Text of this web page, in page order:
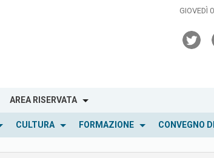
GIOVEDÌ
AREA RISERVATA
CULTURA FORMAZIONE CONVEGNO